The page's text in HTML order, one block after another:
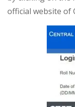
official website of